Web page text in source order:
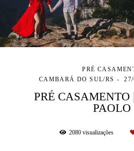
PRÉ
CAMBARÁ DO SUL/RS
PRÉ
PAOLO
2080visualizações